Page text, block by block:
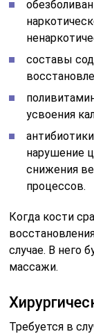
составы
усвоения
нарушение
снижения
процессов.
Когда кости
случае. В него
массажи.
Требуется в